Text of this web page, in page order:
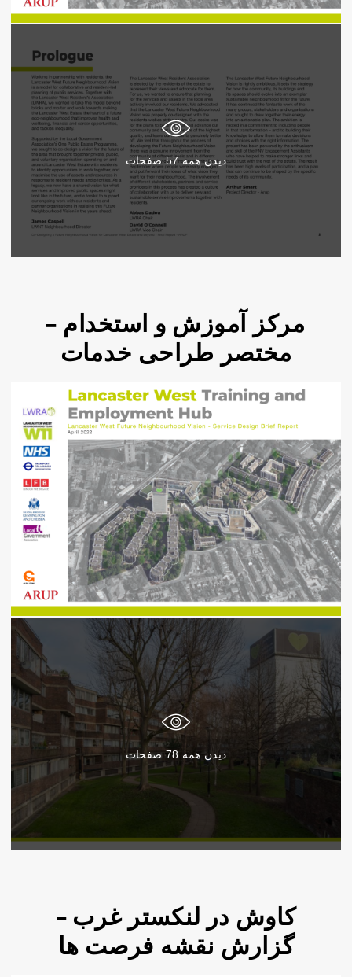
دیدن همه 57 صفحات
مرکز آموزش و استخدام –
مختصر طراحی خدمات
دیدن همه 78 صفحات
کاوش در لنکستر غرب –
گزارش نقشه فرصت ها